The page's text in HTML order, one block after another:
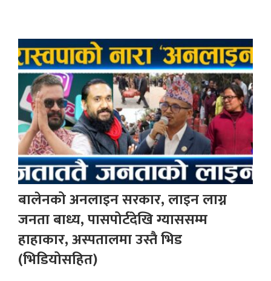
बालेनको अनलाइन सरकार, लाइन लाग्न
जनता बाध्य, पासपोर्टदेखि ग्याससम्म
हाहाकार, अस्पतालमा उस्तै भिड
(भिडियोसहित)